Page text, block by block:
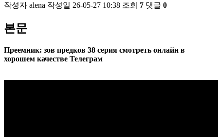
작성자 alena 작성일 26-05-27 10:38 조회 7 댓글 0
본문
Преемник: зов предков 38 серия смотреть онлайн в
хорошем качестве Телеграм